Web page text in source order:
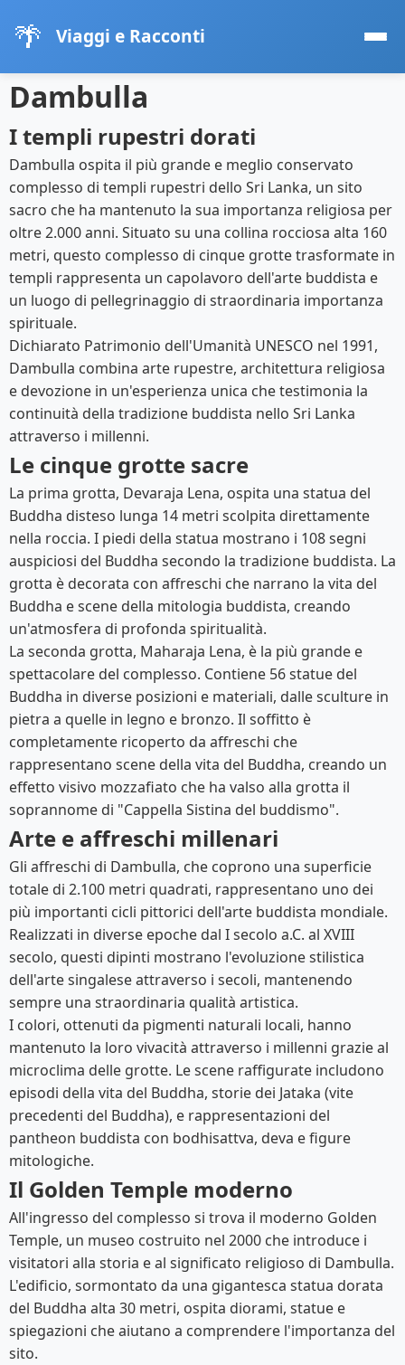
🌴 Viaggi e Racconti
Dambulla
I templi rupestri dorati
Dambulla ospita il più grande e meglio conservato
complesso di templi rupestri dello Sri Lanka, un sito
sacro che ha mantenuto la sua importanza religiosa per
oltre 2.000 anni. Situato su una collina rocciosa alta 160
metri, questo complesso di cinque grotte trasformate in
templi rappresenta un capolavoro dell'arte buddista e
un luogo di pellegrinaggio di straordinaria importanza
spirituale.
Dichiarato Patrimonio dell'Umanità UNESCO nel 1991,
Dambulla combina arte rupestre, architettura religiosa
e devozione in un'esperienza unica che testimonia la
continuità della tradizione buddista nello Sri Lanka
attraverso i millenni.
Le cinque grotte sacre
La prima grotta, Devaraja Lena, ospita una statua del
Buddha disteso lunga 14 metri scolpita direttamente
nella roccia. I piedi della statua mostrano i 108 segni
auspiciosi del Buddha secondo la tradizione buddista. La
grotta è decorata con affreschi che narrano la vita del
Buddha e scene della mitologia buddista, creando
un'atmosfera di profonda spiritualità.
La seconda grotta, Maharaja Lena, è la più grande e
spettacolare del complesso. Contiene 56 statue del
Buddha in diverse posizioni e materiali, dalle sculture in
pietra a quelle in legno e bronzo. Il soffitto è
completamente ricoperto da affreschi che
rappresentano scene della vita del Buddha, creando un
effetto visivo mozzafiato che ha valso alla grotta il
soprannome di "Cappella Sistina del buddismo".
Arte e affreschi millenari
Gli affreschi di Dambulla, che coprono una superficie
totale di 2.100 metri quadrati, rappresentano uno dei
più importanti cicli pittorici dell'arte buddista mondiale.
Realizzati in diverse epoche dal I secolo a.C. al XVIII
secolo, questi dipinti mostrano l'evoluzione stilistica
dell'arte singalese attraverso i secoli, mantenendo
sempre una straordinaria qualità artistica.
I colori, ottenuti da pigmenti naturali locali, hanno
mantenuto la loro vivacità attraverso i millenni grazie al
microclima delle grotte. Le scene raffigurate includono
episodi della vita del Buddha, storie dei Jataka (vite
precedenti del Buddha), e rappresentazioni del
pantheon buddista con bodhisattva, deva e figure
mitologiche.
Il Golden Temple moderno
All'ingresso del complesso si trova il moderno Golden
Temple, un museo costruito nel 2000 che introduce i
visitatori alla storia e al significato religioso di Dambulla.
L'edificio, sormontato da una gigantesca statua dorata
del Buddha alta 30 metri, ospita diorami, statue e
spiegazioni che aiutano a comprendere l'importanza del
sito.